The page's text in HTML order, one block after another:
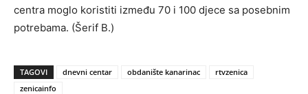
centra moglo koristiti između 70 i 100 djece sa posebnim
potrebama. (Šerif B.)
TAGOVI dnevni centar obdanište kanarinac
rtvzenica
zenicainfo